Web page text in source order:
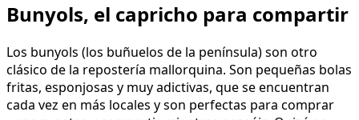
Bunyols, el capricho para compartir
Los bunyols (los buñuelos de la península) son otro
clásico de la repostería mallorquina. Son pequeñas bolas
fritas, esponjosas y muy adictivas, que se encuentran
cada vez en más locales y son perfectas para comprar